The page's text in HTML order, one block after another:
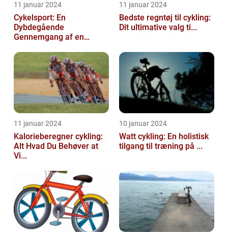
11 januar 2024
Cykelsport: En
Dybdegående
Gennemgang af en
11 januar 2024
Bedste regntøj til cykling:
Dit ultimative valg ti...
11 januar 2024
Kalorieberegner cykling:
Alt Hvad Du Behøver at
Vi...
10 januar 2024
Watt cykling: En holistisk
tilgang til træning på ...